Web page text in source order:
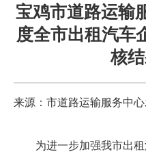
宝鸡市道路运输
度全市出租汽车
核
来源：市道路运输服务中心
为进一步加强我市出